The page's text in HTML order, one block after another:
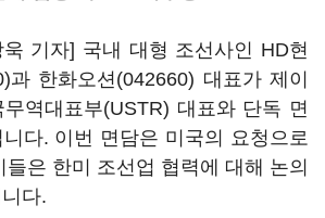
기자] 국내 대형 조선사인 HD현
과 한화오션(042660) 대표가 제이
역대표부(USTR) 대표와 단독 면
다. 이번 면담은 미국의 요청으로
은 한미 조선업 협력에 대해 논의
다.